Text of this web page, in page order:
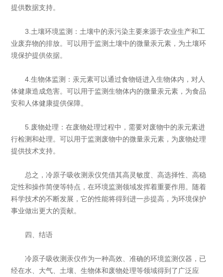
提供数据支持。
3.土壤环境监测：土壤中的汞污染主要来源于农业生产和工
业废弃物的排放。可以用于监测土壤中的微量汞元素，为土壤环
境保护提供依据。
4.生物体监测：汞元素可以通过食物链进入生物体内，对人
体健康造成危害。可以用于监测生物体内的微量汞元素，为食品
安和人体健康提供保障。
5.废物处理：在废物处理过程中，需要对废物中的汞元素进
行检测和处理。可以用于监测废物中的微量汞元素，为废物处理
提供技术支持。
总之，冷原子吸收测汞仪凭借其高灵敏度、高选择性、高稳
定性和操作简便等特点，在环境监测领域发挥着重要作用。随着
科学技术的不断发展，它的性能将得到进一步提高，为环境保护
事业做出更大的贡献。
四、结语
冷原子吸收测汞仪作为一种高效、准确的环境监测仪器，已
经在水、大气、土壤、生物体和废物处理等领域得到了广泛应